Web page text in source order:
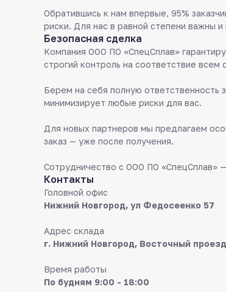
Обратившись к нам впервые, 95%
риски. Для нас в равной степени важны
Безопасная сделка
Компания ООО ПО «СпецСплав»
строгий контроль на соответствие всем
Берем на себя полную ответственность
минимизирует любые риски для вас.
Для новых партнеров мы предлагаем
заказ — уже после получения.
Сотрудничество с ООО ПО «СпецСплав»
Контакты
Головной офис
Нижний Новгород, ул Федосеенко 57
Адрес склада
г. Нижний Новгород, Восточный
Время работы
По будням 9:00 - 18:00